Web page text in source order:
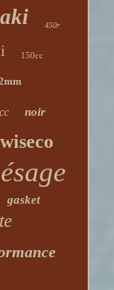
450r
150cc
noir
wiseco
gasket